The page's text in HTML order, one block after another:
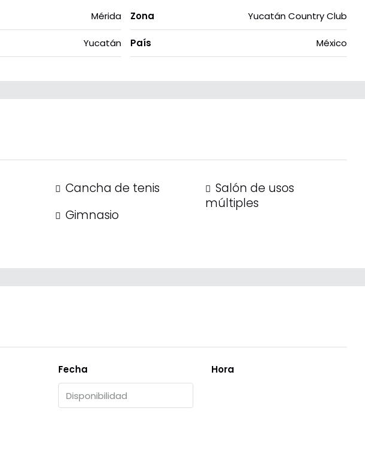
Mérida
Yucatán
Zona Yucatán Country Club
País México
Cancha de tenis
Gimnasio
Salón de usos
múltiples
Fecha Hora